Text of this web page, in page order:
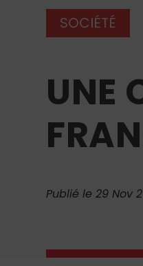
SOCIÉTÉ
UNE
Publié le 29 Nov